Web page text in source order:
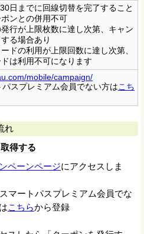
日までに回線切替を完了すること
ンとの併用不可
行が上限枚数に達し次第、キャン
る場合あり
ドの利用が上限回数に達し次第、
は利用不可になります
mobile/campaign/
スプレミアム会員でない方はこち
れ
得する
ペーンページにアクセスしま
マートパスプレミアム会員でな
こちらから登録